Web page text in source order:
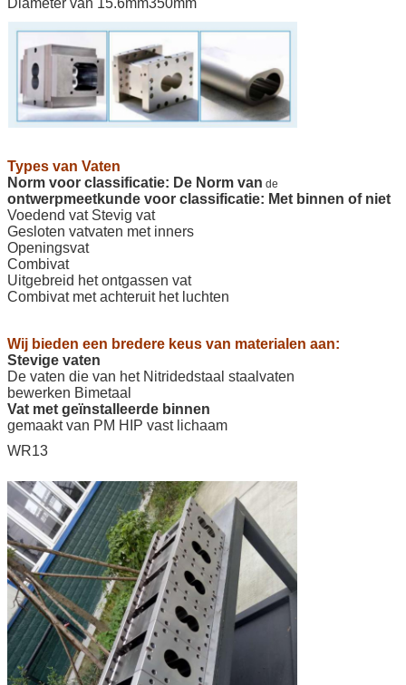
Diameter van 15.6mm350mm
Types van Vaten
Norm voor classificatie: De Norm van de
ontwerpmeetkunde voor classificatie: Met binnen of niet
Voedend vat Stevig vat
Gesloten vatvaten met inners
Openingsvat
Combivat
Uitgebreid het ontgassen vat
Combivat met achteruit het luchten
Wij bieden een bredere keus van materialen aan:
Stevige vaten
De vaten die van het Nitridedstaal staalvaten
bewerken Bimetaal
Vat met geïnstalleerde binnen
gemaakt van PM HIP vast lichaam
WR13